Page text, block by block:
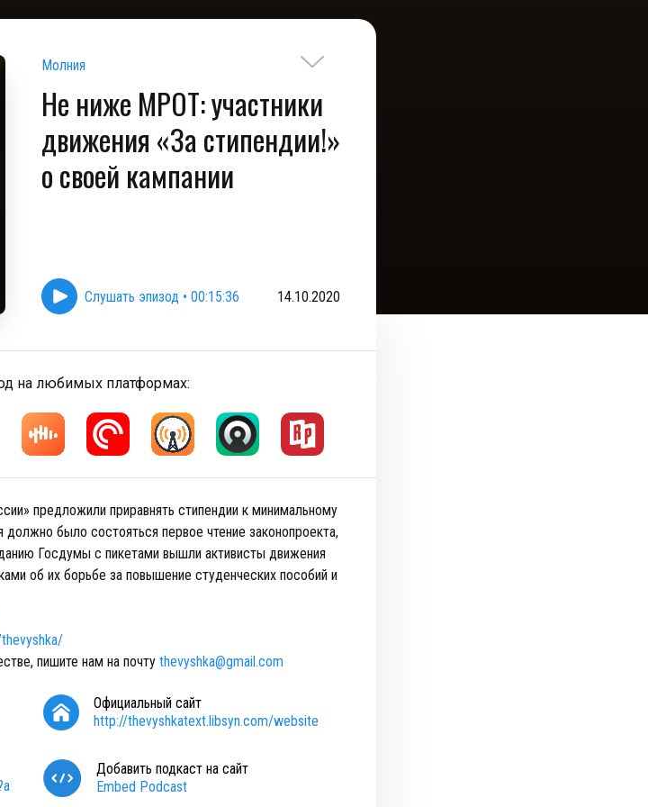
Молния
Не ниже МРОТ: участники
движения «За стипендии!»
о своей кампании
Слушать эпизод • 00:15:36 14.10.2020
на любимых платформах:
предложили приравнять стипендии к минимальному
было состояться первое чтение законопроекта,
Госдумы с пикетами вышли активисты движения
об их борьбе за повышение студенческих пособий и
пишите нам на почту thevyshka@gmail.com
Официальный сайт
http://thevyshkatext.libsyn.com/website
Добавить подкаст на сайт
Embed Podcast